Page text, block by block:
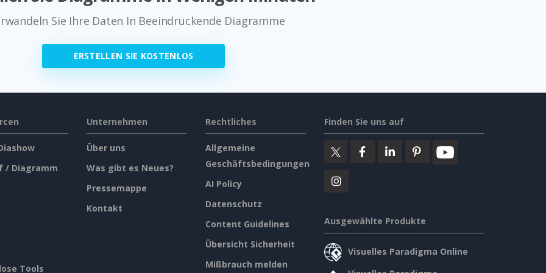
Sie Ihre Daten In Beeindruckende Diagramme
ERSTELLEN SIE KOSTENLOS
/ Diagramm
Tools
Unternehmen
Über uns
Was gibt es Neues?
Pressemappe
Kontakt
Rechtliches
Allgemeine
Geschäftsbedingungen
AI Policy
Datenschutz
Content Guidelines
Übersicht Sicherheit
Mißbrauch melden
Finden Sie uns auf
Ausgewählte Produkte
Visuelles Paradigma Online